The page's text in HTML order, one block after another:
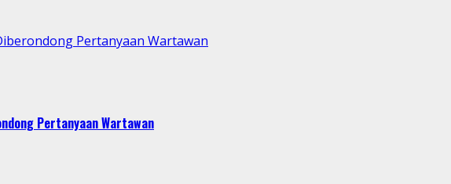
Pertanyaan Wartawan
Pertanyaan Wartawan